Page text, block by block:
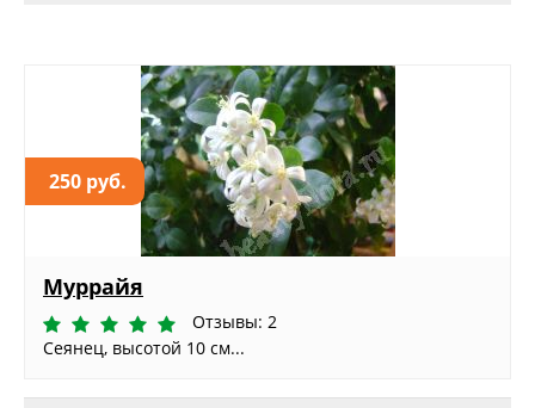
250 руб.
Муррайя
Отзывы: 2
Сеянец, высотой 10 см...